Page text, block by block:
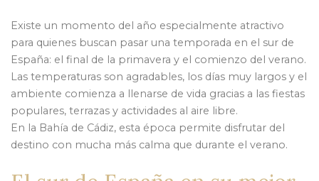
Existe un momento del año especialmente atractivo
para quienes buscan pasar una temporada en el sur de
España: el final de la primavera y el comienzo del verano.
Las temperaturas son agradables, los días muy largos y el
ambiente comienza a llenarse de vida gracias a las fiestas
populares, terrazas y actividades al aire libre.
En la Bahía de Cádiz, esta época permite disfrutar del
destino con mucha más calma que durante el verano.